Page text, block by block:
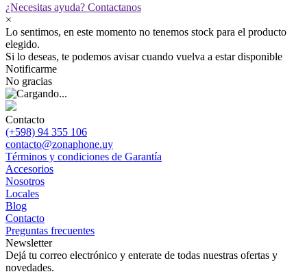
¿Necesitas ayuda? Contactanos
×
Lo sentimos, en este momento no tenemos stock para el producto
elegido.
Si lo deseas, te podemos avisar cuando vuelva a estar disponible
Notificarme
No gracias
Contacto
(+598) 94 355 106
contacto@zonaphone.uy
Términos y condiciones de Garantía
Accesorios
Nosotros
Locales
Blog
Contacto
Preguntas frecuentes
Newsletter
Dejá tu correo electrónico y enterate de todas nuestras ofertas y
novedades.